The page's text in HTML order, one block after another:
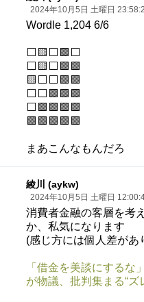
2024年10月5日 土曜日
Wordle 1,204 6/6
⬜🟨⬜🟩⬜
⬜🟨⬜🟩🟩
🟨⬜⬜🟩🟩
⬜⬜🟩🟩🟩
⬜🟩🟩🟩🟩
🟩🟩🟩🟩🟩
まあこんなもんだろ
綾川 (aykw)
2024年10月5日 土曜日
消費者金融の客層を考
か、私気になります
(感じ方には個人差があ
「借金を美談にするな
が物議、批判集まる“ズ